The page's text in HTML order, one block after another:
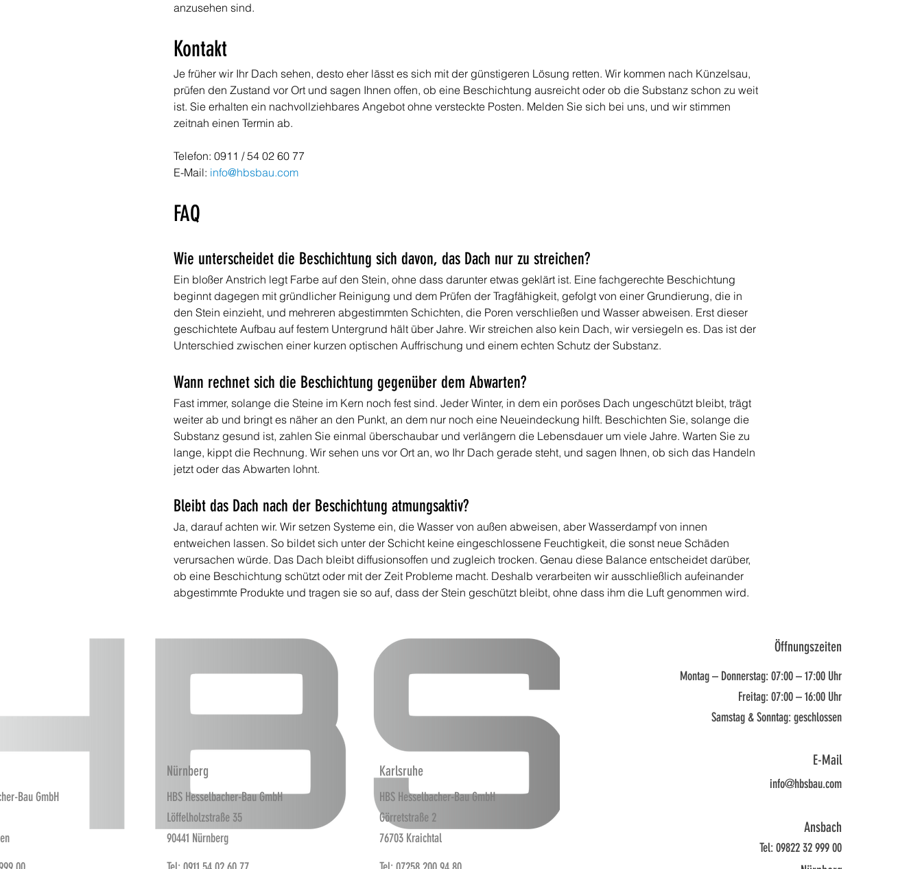
anzusehen sind.
Kontakt
Je früher wir Ihr Dach sehen, desto eher lässt es sich mit der günstigeren Lösung retten. Wir kommen nach Künzelsau,
prüfen den Zustand vor Ort und sagen Ihnen offen, ob eine Beschichtung ausreicht oder ob die Substanz schon zu weit
ist. Sie erhalten ein nachvollziehbares Angebot ohne versteckte Posten. Melden Sie sich bei uns, und wir stimmen
zeitnah einen Termin ab.
Telefon: 0911 / 54 02 60 77
E-Mail: info@hbsbau.com
FAQ
Wie unterscheidet die Beschichtung sich davon, das Dach nur zu streichen?
Ein bloßer Anstrich legt Farbe auf den Stein, ohne dass darunter etwas geklärt ist. Eine fachgerechte Beschichtung
beginnt dagegen mit gründlicher Reinigung und dem Prüfen der Tragfähigkeit, gefolgt von einer Grundierung, die in
den Stein einzieht, und mehreren abgestimmten Schichten, die Poren verschließen und Wasser abweisen. Erst dieser
geschichtete Aufbau auf festem Untergrund hält über Jahre. Wir streichen also kein Dach, wir versiegeln es. Das ist der
Unterschied zwischen einer kurzen optischen Auffrischung und einem echten Schutz der Substanz.
Wann rechnet sich die Beschichtung gegenüber dem Abwarten?
Fast immer, solange die Steine im Kern noch fest sind. Jeder Winter, in dem ein poröses Dach ungeschützt bleibt, trägt
weiter ab und bringt es näher an den Punkt, an dem nur noch eine Neueindeckung hilft. Beschichten Sie, solange die
Substanz gesund ist, zahlen Sie einmal überschaubar und verlängern die Lebensdauer um viele Jahre. Warten Sie zu
lange, kippt die Rechnung. Wir sehen uns vor Ort an, wo Ihr Dach gerade steht, und sagen Ihnen, ob sich das Handeln
jetzt oder das Abwarten lohnt.
Bleibt das Dach nach der Beschichtung atmungsaktiv?
Ja, darauf achten wir. Wir setzen Systeme ein, die Wasser von außen abweisen, aber Wasserdampf von innen
entweichen lassen. So bildet sich unter der Schicht keine eingeschlossene Feuchtigkeit, die sonst neue Schäden
verursachen würde. Das Dach bleibt diffusionsoffen und zugleich trocken. Genau diese Balance entscheidet darüber,
ob eine Beschichtung schützt oder mit der Zeit Probleme macht. Deshalb verarbeiten wir ausschließlich aufeinander
abgestimmte Produkte und tragen sie so auf, dass der Stein geschützt bleibt, ohne dass ihm die Luft genommen wird.
Bau GmbH
Nürnberg
HBS Hesselbacher-Bau GmbH
Löffelholzstraße 35
90441 Nürnberg
Karlsruhe
HBS Hesselbacher-Bau GmbH
Görretstraße 2
76703 Kraichtal
Öffnungszeiten
Montag – Donnerstag: 07:00 – 17:00 Uhr
Freitag: 07:00 – 16:00 Uhr
Samstag & Sonntag: geschlossen
E-Mail
info@hbsbau.com
Ansbach
Tel: 09822 32 999 00